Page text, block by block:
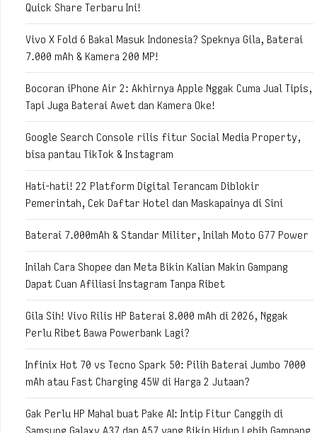
Quick Share Terbaru Ini!
Vivo X Fold 6 Bakal Masuk Indonesia? Speknya Gila, Baterai
7.000 mAh & Kamera 200 MP!
Bocoran iPhone Air 2: Akhirnya Apple Nggak Cuma Jual Tipis,
Tapi Juga Baterai Awet dan Kamera Oke!
Google Search Console rilis fitur Social Media Property,
bisa pantau TikTok & Instagram
Hati-hati! 22 Platform Digital Terancam Diblokir
Pemerintah, Cek Daftar Hotel dan Maskapainya di Sini
Baterai 7.000mAh & Standar Militer, Inilah Moto G77 Power
Inilah Cara Shopee dan Meta Bikin Kalian Makin Gampang
Dapat Cuan Afiliasi Instagram Tanpa Ribet
Gila Sih! Vivo Rilis HP Baterai 8.000 mAh di 2026, Nggak
Perlu Ribet Bawa Powerbank Lagi?
Infinix Hot 70 vs Tecno Spark 50: Pilih Baterai Jumbo 7000
mAh atau Fast Charging 45W di Harga 2 Jutaan?
Gak Perlu HP Mahal buat Pake AI: Intip Fitur Canggih di